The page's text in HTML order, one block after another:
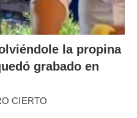
la propina
grabado en
CIERTO